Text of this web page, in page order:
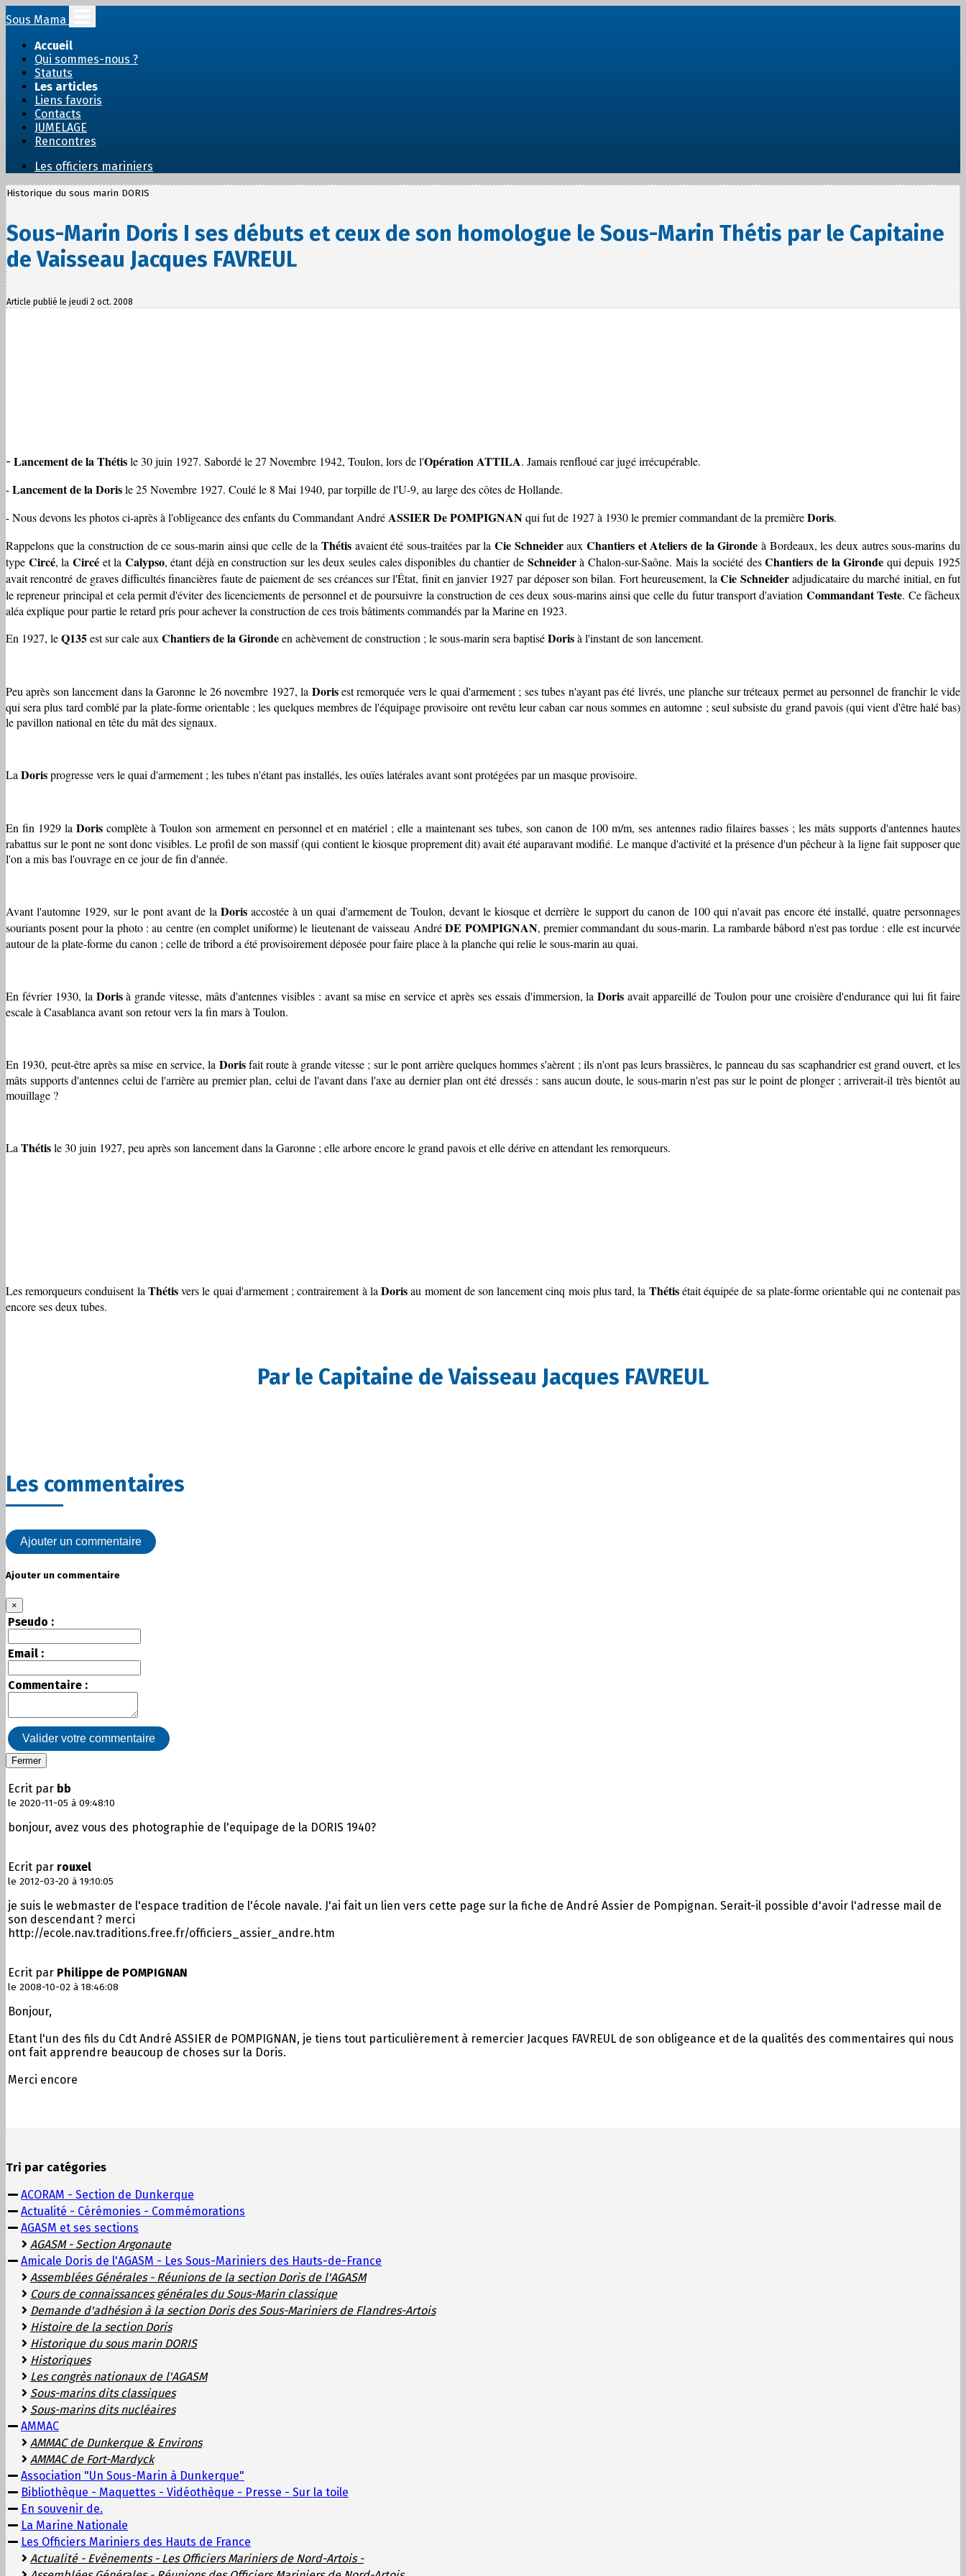
Sous Mama
Accueil
Qui sommes-nous ?
Statuts
Les articles
Liens favoris
Contacts
JUMELAGE
Rencontres
Les officiers mariniers
Historique du sous marin DORIS
Sous-Marin Doris I ses débuts et ceux de son homologue le Sous-Marin Thétis par le Capitaine
de Vaisseau Jacques FAVREUL
Article publié le jeudi 2 oct. 2008
- Lancement de la Thétisle 30 juin 1927. Sabordé le 27 Novembre 1942, Toulon, lors de l'Opération ATTILA. Jamais renfloué car jugé irrécupérable.
-Lancement de la Dorisle 25 Novembre 1927. Coulé le 8 Mai 1940, par torpille de l'U-9, au large des côtes de Hollande.
- Nous devons les photos ci-après à l'obligeance des enfants du Commandant AndréASSIER De POMPIGNANqui fut de 1927 à 1930 le premier commandant de la premièreDoris.
Rappelons que la construction de ce sous-marin ainsi que celle de la Thétis avaient été sous-traitées par la Cie SchneiderauxChantiers et Ateliers de la Gironde à Bordeaux, les deux autres sous-marins du
type Circé, la Circéet la Calypso, étant déjà en construction sur les deux seules cales disponibles du chantier de Schneiderà Chalon-sur-Saône. Mais la société desChantiers de la Gironde qui depuis 1925
avait rencontré de graves difficultés financières faute de paiement de ses créances sur l'État, finit en janvier 1927 par déposer son bilan. Fort heureusement, laCie Schneideradjudicataire du marché initial, en fut
le repreneur principal et cela permit d'éviter des licenciements de personnel et de poursuivre la construction de ces deux sous-marins ainsi que celle du futur transport d'aviation Commandant Teste. Ce fâcheux
aléa explique pour partie le retard pris pour achever la construction de ces trois bâtiments commandés par la Marine en 1923.
En 1927, leQ135est sur cale aux Chantiers de la Girondeen achèvement de construction ; le sous-marin sera baptiséDorisà l'instant de son lancement.
Peu après son lancement dans la Garonne le 26 novembre 1927, la Dorisest remorquée vers le quai d'armement ; ses tubes n'ayant pas été livrés, une planche sur tréteaux permet au personnel de franchir le vide
qui sera plus tard comblé par la plate-forme orientable ; les quelques membres de l'équipage provisoire ont revêtu leur caban car nous sommes en automne ; seul subsiste du grand pavois (qui vient d'être halé bas)
le pavillon national en tête du mât des signaux.
La Dorisprogresse vers le quai d'armement ; les tubes n'étant pas installés, les ouïes latérales avant sont protégées par un masque provisoire.
En fin 1929 laDoris complète à Toulon son armement en personnel et en matériel ; elle a maintenant ses tubes, son canon de 100 m/m, ses antennes radio filaires basses ; les mâts supports d'antennes hautes
rabattus sur le pont ne sont donc visibles. Le profil de son massif (qui contient le kiosque proprement dit) avait été auparavant modifié. Le manque d'activité et la présence d'un pêcheur à la ligne fait supposer que
l'on a mis bas l'ouvrage en ce jour de fin d'année.
Avant l'automne 1929, sur le pont avant de laDoris accostée à un quai d'armement de Toulon, devant le kiosque et derrière le support du canon de 100 qui n'avait pas encore été installé, quatre personnages
souriants posent pour la photo : au centre (en complet uniforme) le lieutenant de vaisseau AndréDE POMPIGNAN, premier commandant du sous-marin. La rambarde bâbord n'est pas tordue : elle est incurvée
autour de la plate-forme du canon ; celle de tribord a été provisoirement déposée pour faire place à la planche qui relie le sous-marin au quai.
En février 1930, la Dorisà grande vitesse, mâts d'antennes visibles : avant sa mise en service et après ses essais d'immersion, laDoris avait appareillé de Toulon pour une croisière d'endurance qui lui fit faire
escale à Casablanca avant son retour vers la fin mars à Toulon.
En 1930, peut-être après sa mise en service, la Dorisfait route à grande vitesse ; sur le pont arrière quelques hommes s'aèrent ; ils n'ont pas leurs brassières, le panneau du sas scaphandrier est grand ouvert, et les
mâts supports d'antennes celui de l'arrière au premier plan, celui de l'avant dans l'axe au dernier plan ont été dressés : sans aucun doute, le sous-marin n'est pas sur le point de plonger ; arriverait-il très bientôt au
mouillage ?
La Thétisle 30 juin 1927, peu après son lancement dans la Garonne ; elle arbore encore le grand pavois et elle dérive en attendant les remorqueurs.
Les remorqueurs conduisent la Thétisvers le quai d'armement ; contrairement à laDorisau moment de son lancement cinq mois plus tard, la Thétisétait équipée de sa plate-forme orientable qui ne contenait pas
encore ses deux tubes.
Par le Capitaine de Vaisseau Jacques FAVREUL
Les commentaires
Ajouter un commentaire
Ajouter un commentaire
×
Pseudo :
Email :
Commentaire :
Valider votre commentaire
Fermer
Ecrit par bb
le 2020-11-05 à 09:48:10
bonjour, avez vous des photographie de l'equipage de la DORIS 1940?
Ecrit par rouxel
le 2012-03-20 à 19:10:05
je suis le webmaster de l'espace tradition de l'école navale. J'ai fait un lien vers cette page sur la fiche de André Assier de Pompignan. Serait-il possible d'avoir l'adresse mail de
son descendant ? merci
http://ecole.nav.traditions.free.fr/officiers_assier_andre.htm
Ecrit par Philippe de POMPIGNAN
le 2008-10-02 à 18:46:08
Bonjour,
Etant l'un des fils du Cdt André ASSIER de POMPIGNAN, je tiens tout particulièrement à remercier Jacques FAVREUL de son obligeance et de la qualités des commentaires qui nous
ont fait apprendre beaucoup de choses sur la Doris.
Merci encore
Tri par catégories
ACORAM - Section de Dunkerque
Actualité - Cérémonies - Commémorations
AGASM et ses sections
AGASM - Section Argonaute
Amicale Doris de l'AGASM - Les Sous-Mariniers des Hauts-de-France
Assemblées Générales - Réunions de la section Doris de l'AGASM
Cours de connaissances générales du Sous-Marin classique
Demande d'adhésion à la section Doris des Sous-Mariniers de Flandres-Artois
Histoire de la section Doris
Historique du sous marin DORIS
Historiques
Les congrès nationaux de l'AGASM
Sous-marins dits classiques
Sous-marins dits nucléaires
AMMAC
AMMAC de Dunkerque & Environs
AMMAC de Fort-Mardyck
Association "Un Sous-Marin à Dunkerque"
Bibliothèque - Maquettes - Vidéothèque - Presse - Sur la toile
En souvenir de.
La Marine Nationale
Les Officiers Mariniers des Hauts de France
Actualité - Evènements - Les Officiers Mariniers de Nord-Artois -